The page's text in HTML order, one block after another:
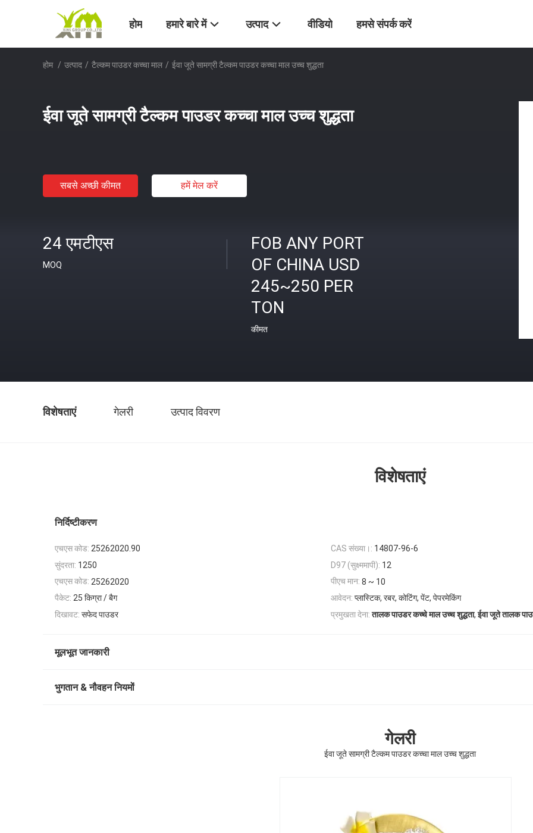
होम हमारे बारे में उत्पाद वीडियो हमसे संपर्क करें
होम / उत्पाद / टैल्कम पाउडर कच्चा माल / ईवा जूते सामग्री टैल्कम पाउडर कच्चा माल उच्च शुद्धता
ईवा जूते सामग्री टैल्कम पाउडर कच्चा माल उच्च शुद्धता
सबसे अच्छी कीमत हमें मेल करें
24 एमटीएस
MOQ
FOB ANY PORT
OF CHINA USD
245~250 PER
TON
कीमत
विशेषताएं गेलरी उत्पाद विवरण
विशेषताएं
निर्दिष्टीकरण
एचएस कोड: 25262020.90 CAS संख्या।: 14807-96-6
सुंदरता: 1250 D97 (सुक्ष्ममापी): 12
एचएस कोड: 25262020 पीएच मान: 8 ~ 10
पैकेट: 25 किग्रा / बैग आवेदन: प्लास्टिक, रबर, कोटिंग, पेंट, पेपरमेकिंग
दिखावट: सफेद पाउडर प्रमुखता देना: तालक पाउडर कच्चे माल उच्च शुद्धता,ईवा जूते तालक
मूलभूत जानकारी
भुगतान & नौवहन नियमों
गेलरी
ईवा जूते सामग्री टैल्कम पाउडर कच्चा माल उच्च शुद्धता